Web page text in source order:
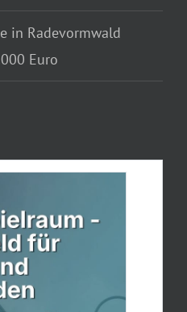
in Radevormwald
Euro